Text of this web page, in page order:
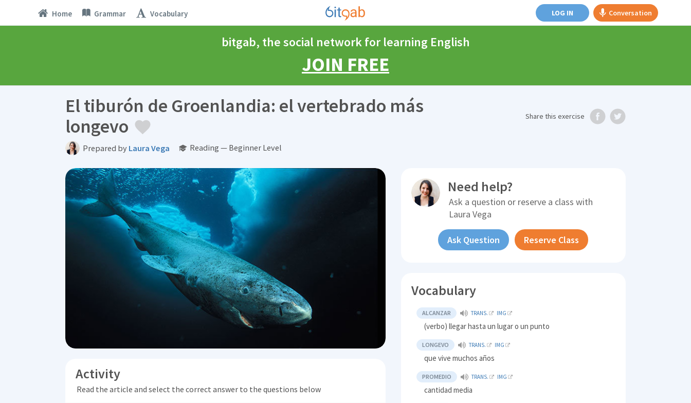
Home Grammar Vocabulary LOG IN Conversation
bitgab, the social network for learning English
JOIN FREE
El tiburón de Groenlandia: el vertebrado más
longevo
Prepared by Laura Vega Reading — Beginner Level
Share this exercise
Activity
Read the article and select the correct answer to the questions below
Need help?
Ask a question or reserve a class with
Laura Vega
Ask Question Reserve Class
Vocabulary
ALCANZAR TRANS. IMG
(verbo) llegar hasta un lugar o un punto
LONGEVO TRANS. IMG
que vive muchos años
PROMEDIO TRANS. IMG
cantidad media